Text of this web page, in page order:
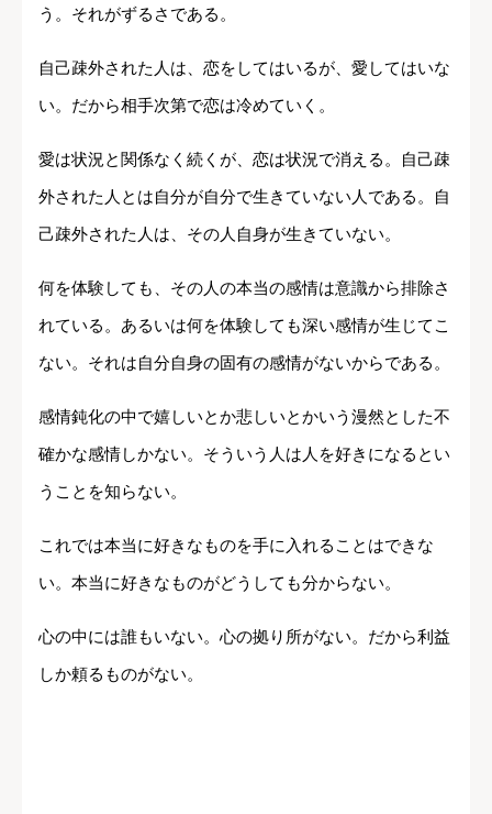
う。それがずるさである。
自己疎外された人は、恋をしてはいるが、愛してはいな
い。だから相手次第で恋は冷めていく。
愛は状況と関係なく続くが、恋は状況で消える。自己疎
外された人とは自分が自分で生きていない人である。自
己疎外された人は、その人自身が生きていない。
何を体験しても、その人の本当の感情は意識から排除さ
れている。あるいは何を体験しても深い感情が生じてこ
ない。それは自分自身の固有の感情がないからである。
感情鈍化の中で嬉しいとか悲しいとかいう漫然とした不
確かな感情しかない。そういう人は人を好きになるとい
うことを知らない。
これでは本当に好きなものを手に入れることはできな
い。本当に好きなものがどうしても分からない。
心の中には誰もいない。心の拠り所がない。だから利益
しか頼るものがない。